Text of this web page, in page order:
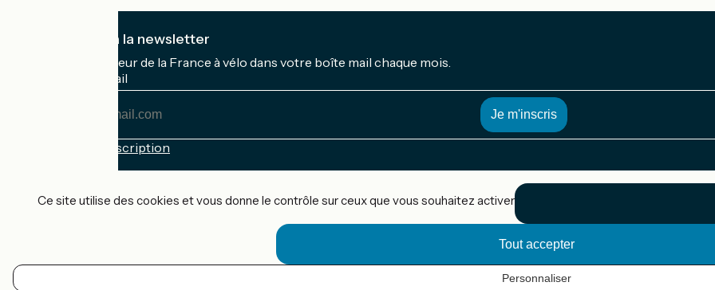
Je m'abonne à la newsletter
Recevez le meilleur de la France à vélo dans votre boîte mail chaque mois.
Mon adresse mail
Conditions d'inscription
Contact
Mentions légales
Ce site utilise des cookies et vous donne le contrôle sur ceux que vous souhaitez activer
Tout accepter
Personnaliser